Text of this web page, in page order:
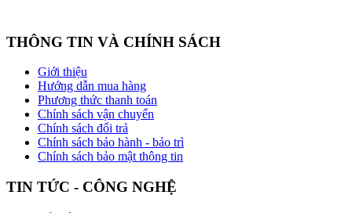
THÔNG TIN VÀ CHÍNH SÁCH
Giới thiệu
Hướng dẫn mua hàng
Phương thức thanh toán
Chính sách vận chuyển
Chính sách đổi trả
Chính sách bảo hành - bảo trì
Chính sách bảo mật thông tin
TIN TỨC - CÔNG NGHỆ